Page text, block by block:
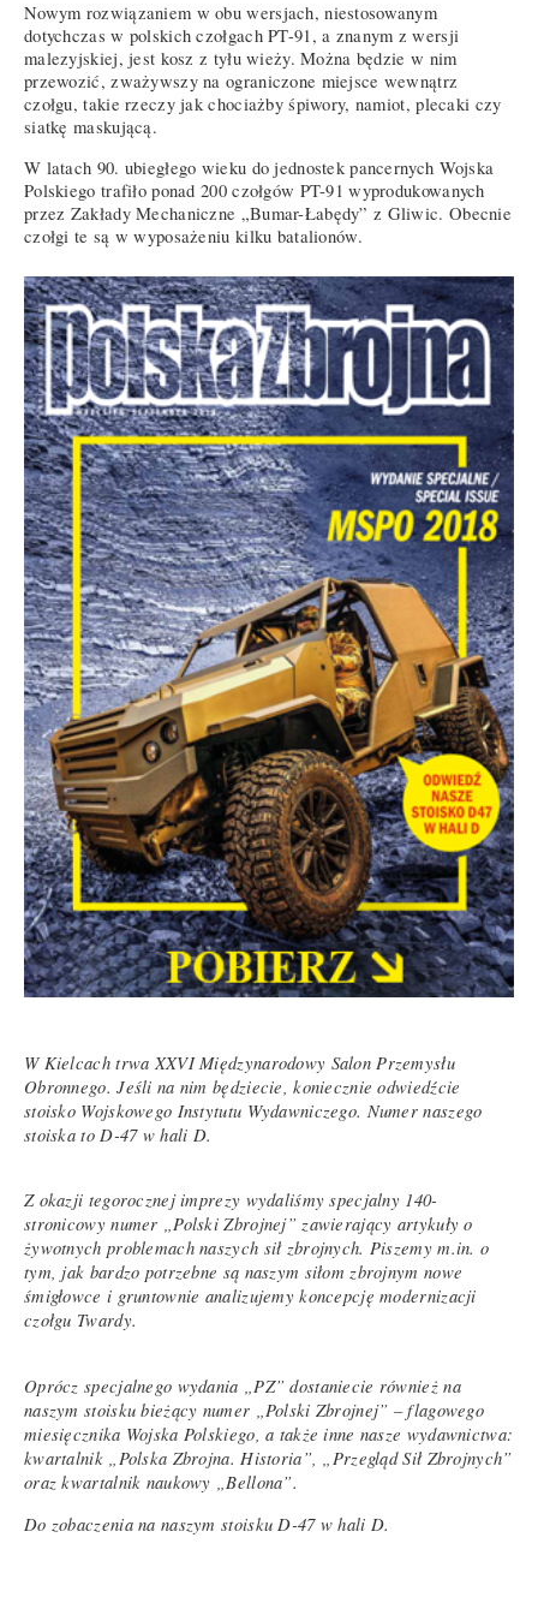
Nowym rozwiązaniem w obu wersjach, niestosowanym
dotychczas w polskich czołgach PT-91, a znanym z wersji
malezyjskiej, jest kosz z tyłu wieży. Można będzie w nim
przewozić, zważywszy na ograniczone miejsce wewnątrz
czołgu, takie rzeczy jak chociażby śpiwory, namiot, plecaki czy
siatkę maskującą.
W latach 90. ubiegłego wieku do jednostek pancernych Wojska
Polskiego trafiło ponad 200 czołgów PT-91 wyprodukowanych
przez Zakłady Mechaniczne „Bumar-Łabędy” z Gliwic. Obecnie
czołgi te są w wyposażeniu kilku batalionów.
W Kielcach trwa XXVI Międzynarodowy Salon Przemysłu
Obronnego. Jeśli na nim będziecie, koniecznie odwiedźcie
stoisko Wojskowego Instytutu Wydawniczego. Numer naszego
stoiska to D-47 w hali D.
Z okazji tegorocznej imprezy wydaliśmy specjalny 140-
stronicowy numer „Polski Zbrojnej” zawierający artykuły o
żywotnych problemach naszych sił zbrojnych. Piszemy m.in. o
tym, jak bardzo potrzebne są naszym siłom zbrojnym nowe
śmigłowce i gruntownie analizujemy koncepcję modernizacji
czołgu Twardy.
Oprócz specjalnego wydania „PZ” dostaniecie również na
naszym stoisku bieżący numer „Polski Zbrojnej” – flagowego
miesięcznika Wojska Polskiego, a także inne nasze wydawnictwa:
kwartalnik „Polska Zbrojna. Historia”, „Przegląd Sił Zbrojnych”
oraz kwartalnik naukowy „Bellona”.
Do zobaczenia na naszym stoisku D-47 w hali D.